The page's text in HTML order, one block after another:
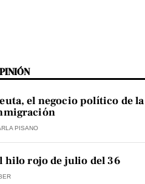
el negocio político de la
PISANO
hilo rojo de julio del 36